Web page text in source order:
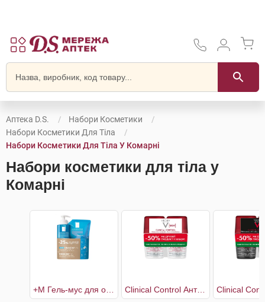
Аптека D.S.
Набори Косметики
Набори Косметики Для Тіла
Набори Косметики Для Тіла У Комарні
Набори косметики для тіла у
Комарні
Clinical Control Антиперспірант кульковий проти надмірного потовиділення 96 годин захисту 2х50 мл